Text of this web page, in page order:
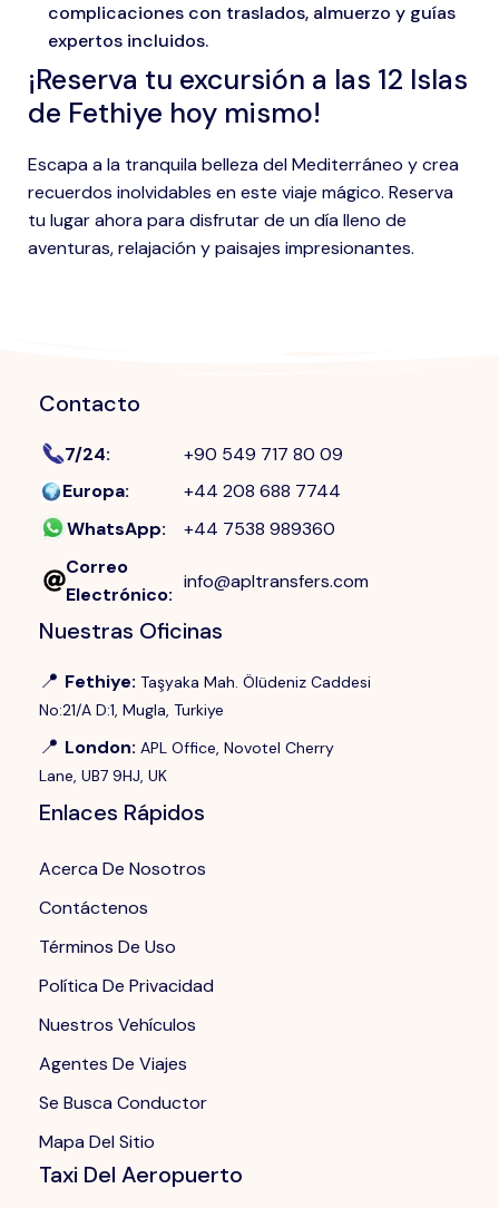
complicaciones con traslados, almuerzo y guías
expertos incluidos.
¡Reserva tu excursión a las 12 Islas
de Fethiye hoy mismo!
Escapa a la tranquila belleza del Mediterráneo y crea
recuerdos inolvidables en este viaje mágico. Reserva
tu lugar ahora para disfrutar de un día lleno de
aventuras, relajación y paisajes impresionantes.
Contacto
7/24:
+90 549 717 80 09
Europa:
+44 208 688 7744
WhatsApp:
+44 7538 989360
Correo
Electrónico:
info@apltransfers.com
Nuestras Oficinas
📍 Fethiye: Taşyaka Mah. Ölüdeniz Caddesi
No:21/A D:1, Mugla, Turkiye
📍 London: APL Office, Novotel Cherry
Lane, UB7 9HJ, UK
Enlaces Rápidos
Acerca De Nosotros
Contáctenos
Términos De Uso
Política De Privacidad
Nuestros Vehículos
Agentes De Viajes
Se Busca Conductor
Mapa Del Sitio
Taxi Del Aeropuerto